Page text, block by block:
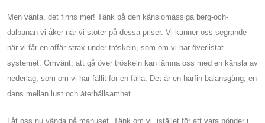
Men vänta, det finns mer! Tänk på den känslomässiga berg-och-
dalbanan vi åker när vi stöter på dessa priser. Vi känner oss segrande
när vi får en affär strax under tröskeln, som om vi har överlistat
systemet. Omvänt, att gå över tröskeln kan lämna oss med en känsla av
nederlag, som om vi har fallit för en fälla. Det är en hårfin balansgång, en
dans mellan lust och återhållsamhet.
Låt oss nu vända på manuset. Tänk om vi, istället för att vara bönder i